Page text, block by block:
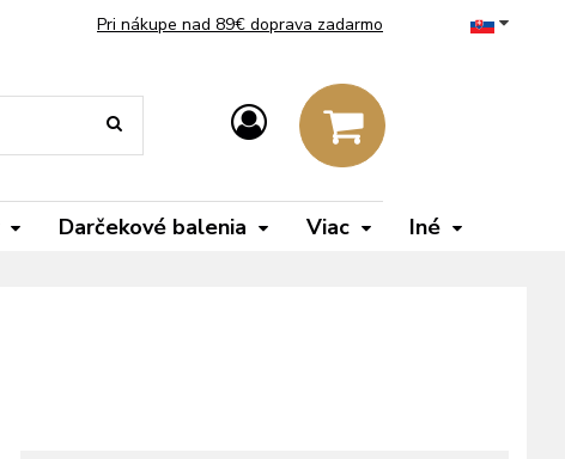
Pri nákupe nad 89€ doprava zadarmo
Darčekové balenia Viac Iné